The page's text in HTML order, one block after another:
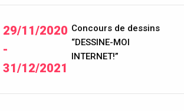
29/11/2020
-
31/12/2021
Concours de dessins
“DESSINE-MOI
INTERNET!”